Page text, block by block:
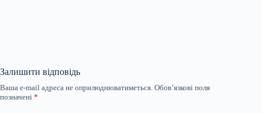
Залишити відповідь
Ваша e-mail адреса не оприлюднюватиметься. Обов’язкові поля
позначені *